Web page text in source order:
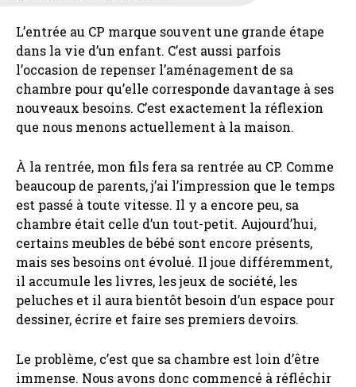
L’entrée au CP marque souvent une grande étape
dans la vie d’un enfant. C’est aussi parfois
l’occasion de repenser l’aménagement de sa
chambre pour qu’elle corresponde davantage à ses
nouveaux besoins. C’est exactement la réflexion
que nous menons actuellement à la maison.
À la rentrée, mon fils fera sa rentrée au CP. Comme
beaucoup de parents, j’ai l’impression que le temps
est passé à toute vitesse. Il y a encore peu, sa
chambre était celle d’un tout-petit. Aujourd’hui,
certains meubles de bébé sont encore présents,
mais ses besoins ont évolué. Il joue différemment,
il accumule les livres, les jeux de société, les
peluches et il aura bientôt besoin d’un espace pour
dessiner, écrire et faire ses premiers devoirs.
Le problème, c’est que sa chambre est loin d’être
immense. Nous avons donc commencé à réfléchir